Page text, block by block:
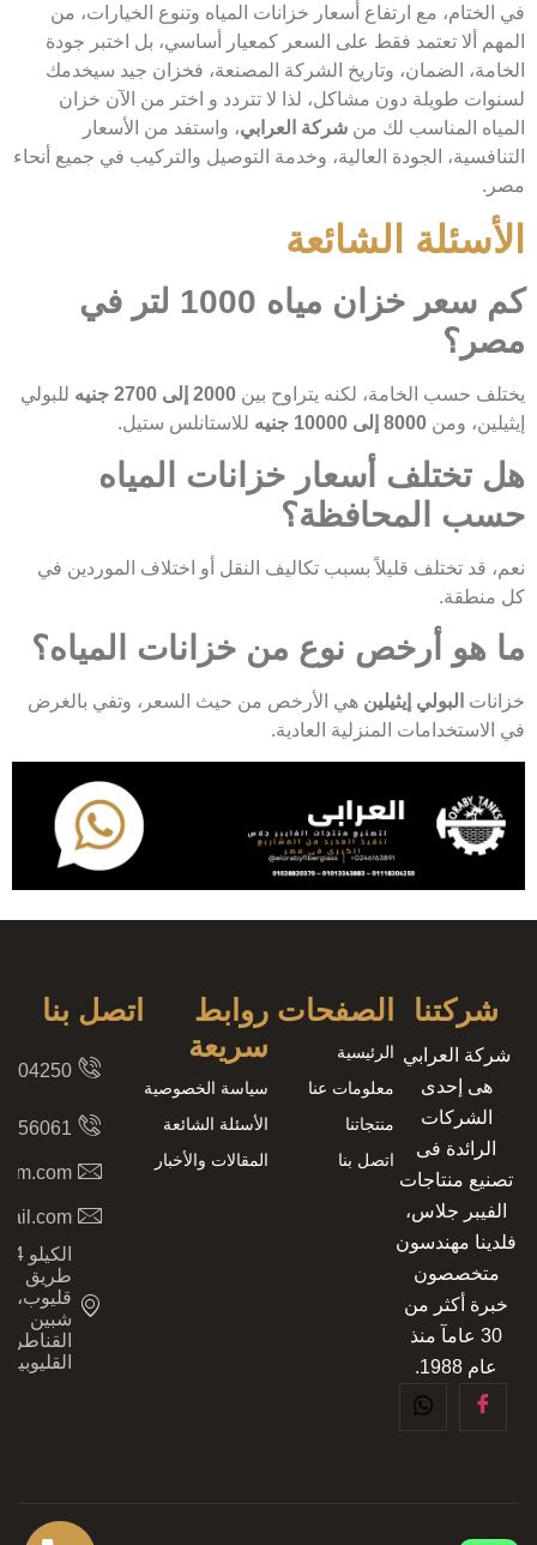
في الختام، مع ارتفاع أسعار خزانات المياه وتنوع الخيارات، من
المهم ألا تعتمد فقط على السعر كمعيار أساسي، بل اختبر جودة
الخامة، الضمان، وتاريخ الشركة المصنعة، فخزان جيد سيخدمك
لسنوات طويلة دون مشاكل، لذا لا تتردد و اختر من الآن خزان
المياه المناسب لك من شركة العرابي، واستفد من الأسعار
التنافسية، الجودة العالية، وخدمة التوصيل والتركيب في جميع أنحاء
مصر.
الأسئلة الشائعة
كم سعر خزان مياه 1000 لتر في
مصر؟
يختلف حسب الخامة، لكنه يتراوح بين 2000 إلى 2700 جنيه
للبولي
إيثيلين، ومن 8000 إلى 10000 جنيه للاستانلس ستيل.
هل تختلف أسعار خزانات المياه
حسب المحافظة؟
نعم، قد تختلف قليلاً بسبب تكاليف النقل أو اختلاف الموردين في
كل منطقة.
ما هو أرخص نوع من خزانات المياه؟
خزانات البولي إيثيلين هي الأرخص من حيث السعر، وتفي بالغرض
في الاستخدامات المنزلية العادية.
شركتنا
شركة العرابي
هى إحدى
الشركات
الرائدة فى
تصنيع منتاجات
الفيبر جلاس،
فلدينا مهندسون
متخصصون
خبرة أكثر من
30 عامآ منذ
عام 1988.
الصفحات
الرئيسية
معلومات عنا
منتجاتنا
اتصل بنا
روابط
سريعة
سياسة الخصوصية
الأسئلة الشائعة
المقالات والأخبار
اتصل بنا
طريق
قليوب،
شبين
القناطر،
القليوبية